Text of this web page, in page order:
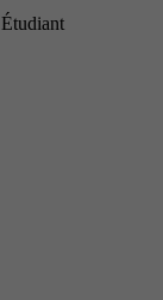
Étudiant